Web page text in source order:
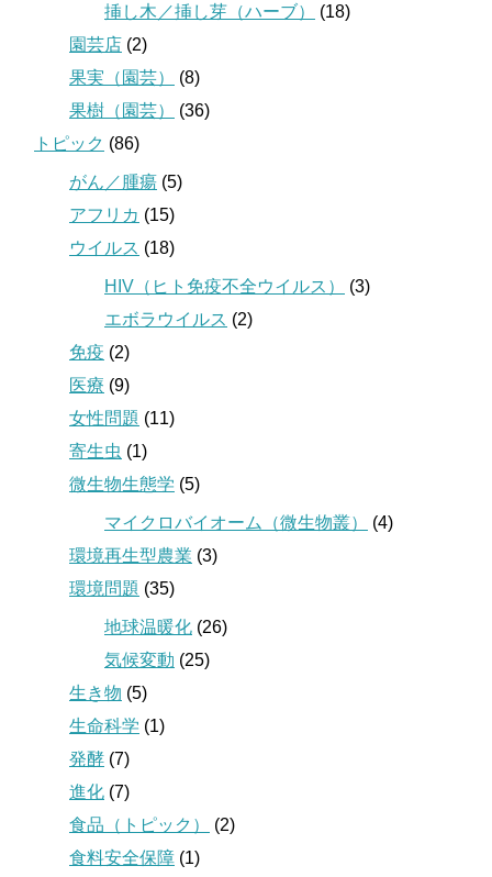
挿し木／挿し芽（ハーブ）
(18)
園芸店 (2)
果実（園芸）
(8)
果樹（園芸）
(36)
トピック (86)
がん／腫瘍 (5)
アフリカ (15)
ウイルス (18)
HIV（ヒト免疫不全ウイルス）
(3)
エボラウイルス (2)
免疫 (2)
医療 (9)
女性問題 (11)
寄生虫 (1)
微生物生態学 (5)
マイクロバイオーム（微生物叢）
(4)
環境再生型農業 (3)
環境問題 (35)
地球温暖化 (26)
気候変動 (25)
生き物 (5)
生命科学 (1)
発酵 (7)
進化 (7)
食品（トピック）
(2)
食料安全保障 (1)